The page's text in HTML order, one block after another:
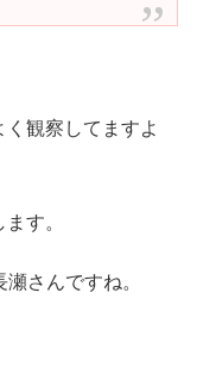
観察してますよ
す。
さんですね。